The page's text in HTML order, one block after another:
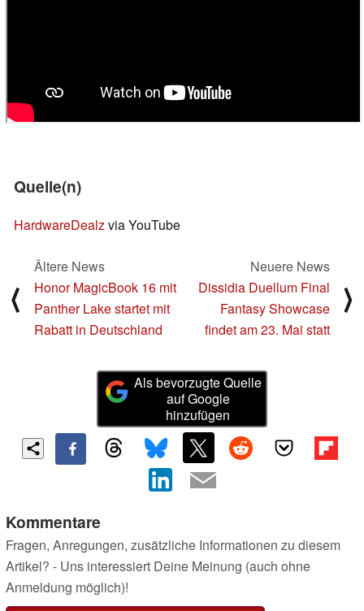
Quelle(n)
HardwareDealzvia YouTube
⟨
Ältere News
Honor MagicBook 16 mit
Panther Lake startet mit
Rabatt in Deutschland
Neuere News
Dissidia Duellum Final
Fantasy Showcase
findet am 23. Mai statt
⟩
Als bevorzugte Quelle
auf Google
hinzufügen
Kommentare
Fragen, Anregungen, zusätzliche Informationen zu diesem
Artikel? - Uns interessiert Deine Meinung (auch ohne
Anmeldung möglich)!